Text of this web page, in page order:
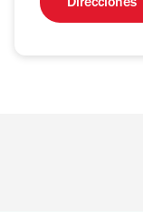
Direcciones